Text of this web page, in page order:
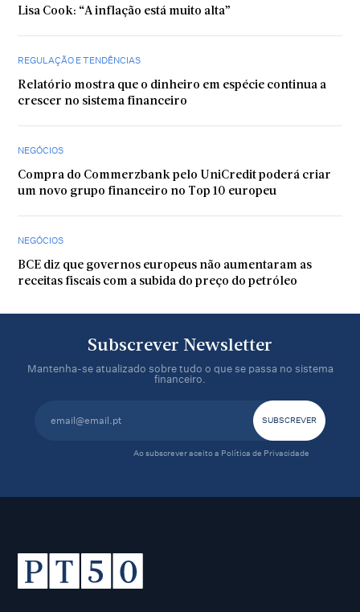
Lisa Cook: “A inflação está muito alta”
REGULAÇÃO E TENDÊNCIAS
Relatório mostra que o dinheiro em espécie continua a
crescer no sistema financeiro
NEGÓCIOS
Compra do Commerzbank pelo UniCredit poderá criar
um novo grupo financeiro no Top 10 europeu
NEGÓCIOS
BCE diz que governos europeus não aumentaram as
receitas fiscais com a subida do preço do petróleo
Subscrever Newsletter
Mantenha-se atualizado sobre tudo o que se passa no sistema
financeiro.
Ao subscrever aceito a Política de Privacidade